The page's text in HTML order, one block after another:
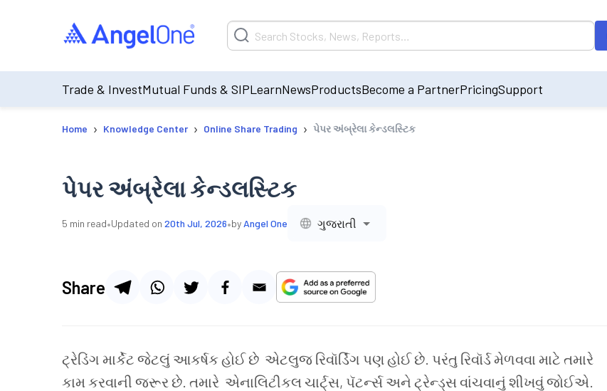
Trade & InvestMutual Funds & SIPLearnNewsProductsBecome a PartnerPricingSupport
Home › Knowledge Center › Online Share Trading › પેપર અંબ્રેલા કેન્ડલસ્ટિક
પેપર અંબ્રેલા કેન્ડલસ્ટિક
5 min read•Updated on 20th Jul, 2026•by Angel One ગુજરાતી
Share
ટ્રેડિંગ માર્કેટ જેટલું આકર્ષક હોઈ છે એટલુજ રિવૉર્ડિંગ પણ હોઈ છે. પરંતુ રિવૉર્ડ મેળવવા માટે તમારે
કામ કરવાની જરૂર છે. તમારે એનાલિટીકલ ચાર્ટ્સ, પૅટર્ન્સ અને ટ્રેન્ડ્સ વાંચવાનું શીખવું જોઈએ.